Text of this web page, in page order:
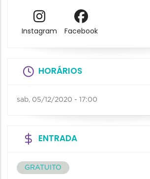
Instagram Facebook
HORÁRIOS
sab, 05/12/2020 - 17:00
ENTRADA
GRATUITO